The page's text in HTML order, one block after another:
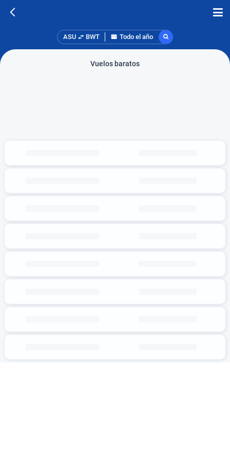
ASU BWT Todo el año
Vuelos baratos